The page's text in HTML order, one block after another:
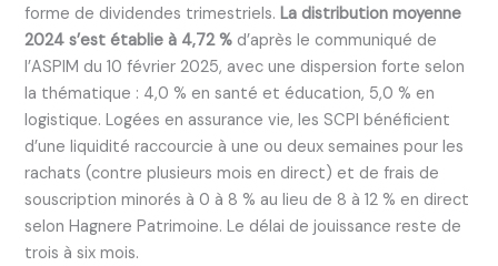
forme de dividendes trimestriels.La distribution moyenne
2024 s’est établie à 4,72 % d’après le communiqué de
l’ASPIM du 10 février 2025, avec une dispersion forte selon
la thématique : 4,0 % en santé et éducation, 5,0 % en
logistique. Logées en assurance vie, les SCPI bénéficient
d’une liquidité raccourcie à une ou deux semaines pour les
rachats (contre plusieurs mois en direct) et de frais de
souscription minorés à 0 à 8 % au lieu de 8 à 12 % en direct
selon Hagnere Patrimoine. Le délai de jouissance reste de
trois à six mois.